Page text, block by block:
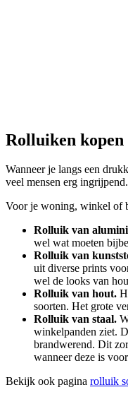
Rolluiken kopen
Wanneer je langs een
veel mensen erg
Voor je woning, winkel of
Rolluik van
wel wat moeten
Rolluik van
uit diverse prints
wel de looks van
Rolluik van hout.
soorten. Het grote
Rolluik van staal.
winkelpanden ziet.
brandwerend. Dit
wanneer deze is
Bekijk ook pagina rolluik